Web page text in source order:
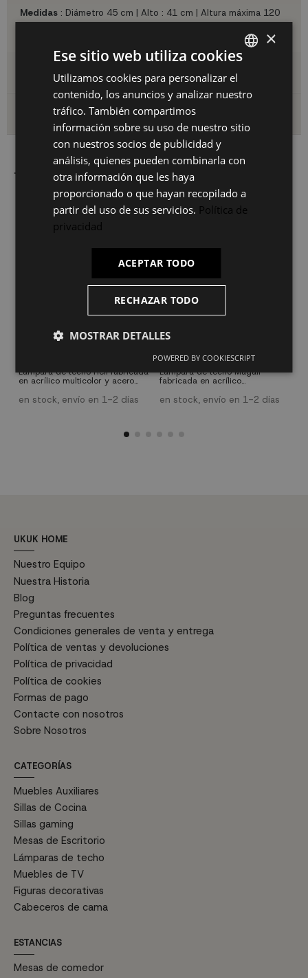
Medidas : Diámetro 45 cm | Alto : 41 cm | Altura máxima 120
cm.
Detalles del producto
Envío y devoluciones
También le puede interesar
LÁMPARA DE TECHO HELI
Lámpara de techo Heli fabricada
en acrílico multicolor y acero
son necesarias 5 bombillas para
casquillo E-14 de máximo 40 W
en stock, envío en 1-2 días
LÁMPARA DE TECHO MAGALÍ
99,98€59,99€
Lámpara de techo Magalí
fabricada en acrílico
Consta de 5 puntos de luz y
funciona con 5 bombillas de
en stock, envío en 1-2 días
UKUK HOME
Nuestro Equipo
Nuestra Historia
Blog
Preguntas frecuentes
Condiciones generales de venta y entrega
Política de ventas y devoluciones
Política de privacidad
Política de cookies
Formas de pago
Contacte con nosotros
Sobre Nosotros
CATEGORÍAS
Muebles Auxiliares
Sillas de Cocina
Sillas gaming
Mesas de Escritorio
Lámparas de techo
Muebles de TV
Figuras decorativas
Cabeceros de cama
ESTANCIAS
Mesas de comedor
SPANISH
ES
PT
×
Ese sitio web utiliza cookies
Utilizamos cookies para personalizar el
contenido, los anuncios y analizar nuestro
tráfico. También compartimos
información sobre su uso de nuestro sitio
con nuestros socios de publicidad y
análisis, quienes pueden combinarla con
otra información que les haya
proporcionado o que hayan recopilado a
partir del uso de sus servicios. Política de
privacidad
ACEPTAR TODO
RECHAZAR TODO
MOSTRAR DETALLES
POWERED BY COOKIESCRIPT